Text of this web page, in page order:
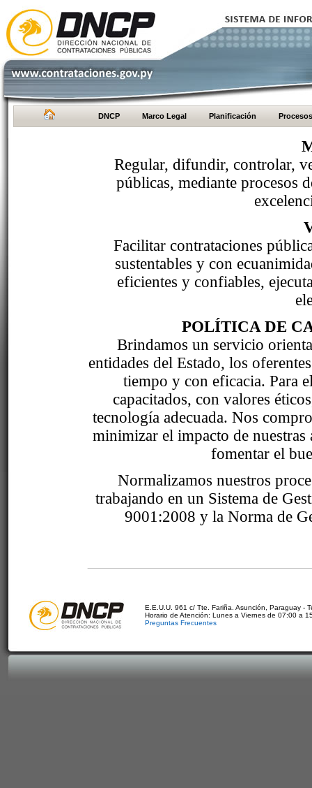
DNCP Marco Legal Planificación Procesos
Regular, difundir, controlar,
públicas, mediante procesos
Facilitar contrataciones
sustentables y con
eficientes y confiables,
POLÍTICA DE
Brindamos un servicio
entidades del Estado, los
tiempo y con eficacia. Para
capacitados, con valores
tecnología adecuada. Nos
minimizar el impacto de
fomentar el
Normalizamos nuestros
trabajando en un Sistema de
9001:2008 y la Norma de
E.E.U.U. 961 c/ Tte. Fariña. Asunción, Paraguay -
Horario de Atención: Lunes a Viernes de 07:00 a
Preguntas Frecuentes